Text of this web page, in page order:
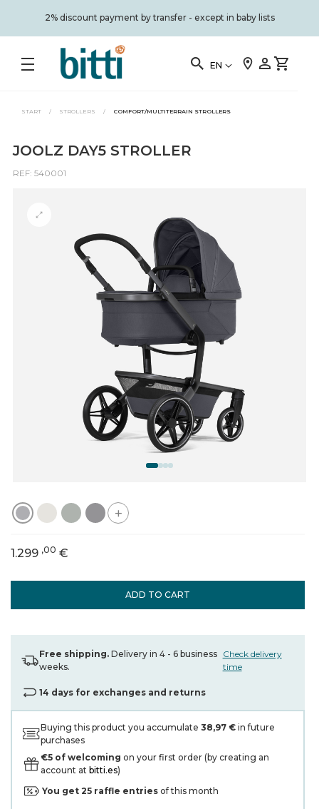
2% discount payment by transfer - except in baby lists
EN
START / STROLLERS / COMFORT/MULTITERRAIN STROLLERS
JOOLZ DAY5 STROLLER
REF: 540001
+
ADD TO CART
1.299 ,00 €
Free shipping. Delivery in 4 - 6 business
weeks.
Check delivery
time
14 days for exchanges and returns
Buying this product you accumulate 38,97 € in future
purchases
€5 of welcoming on your first order (by creating an
account at bitti.es)
You get 25 raffle entries of this month